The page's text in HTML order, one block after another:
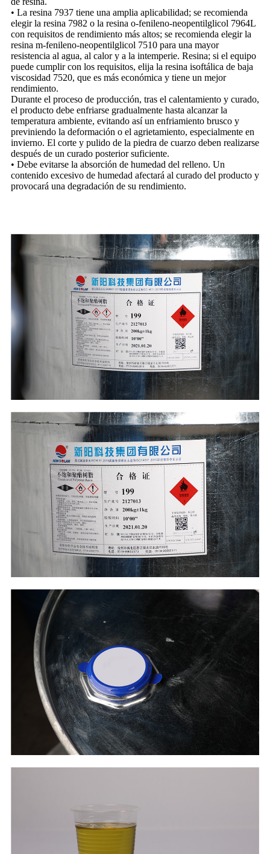
• La resina 7937 tiene una amplia aplicabilidad; se recomienda
elegir la resina 7982 o la resina o-fenileno-neopentilglicol 7964L
con requisitos de rendimiento más altos; se recomienda elegir la
resina m-fenileno-neopentilglicol 7510 para una mayor
resistencia al agua, al calor y a la intemperie. Resina; si el equipo
puede cumplir con los requisitos, elija la resina isoftálica de baja
viscosidad 7520, que es más económica y tiene un mejor
rendimiento.
Durante el proceso de producción, tras el calentamiento y curado,
el producto debe enfriarse gradualmente hasta alcanzar la
temperatura ambiente, evitando así un enfriamiento brusco y
previniendo la deformación o el agrietamiento, especialmente en
invierno. El corte y pulido de la piedra de cuarzo deben realizarse
después de un curado posterior suficiente.
• Debe evitarse la absorción de humedad del relleno. Un
contenido excesivo de humedad afectará al curado del producto y
provocará una degradación de su rendimiento.